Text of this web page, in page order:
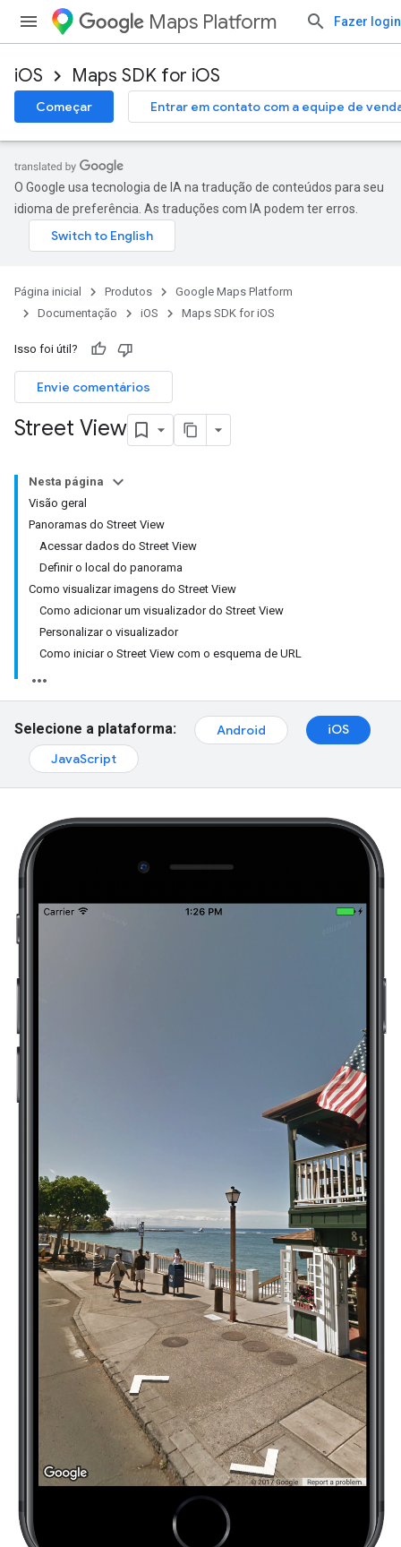
Maps Platform Fazer login
iOS Maps SDK for iOS
Começar Entrar em contato com a equipe de
O Google usa tecnologia de IA na tradução de conteúdos para seu
idioma de preferência. As traduções com IA podem ter erros.
Página inicial Produtos
Google Maps Platform
Documentação
iOS Maps SDK for iOS
Isso foi útil?
Envie comentários
Street View
Nesta página
Visão geral
Panoramas do Street View
Acessar dados do Street View
Definir o local do panorama
Como visualizar imagens do Street View
Como adicionar um visualizador do Street View
Personalizar o visualizador
Como iniciar o Street View com o esquema de URL
Selecione a plataforma: Android
iOS
JavaScript